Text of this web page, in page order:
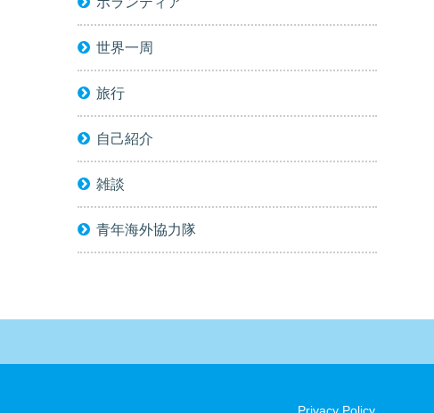
世界一周
旅行
自己紹介
雑談
青年海外協力隊
Privacy Policy